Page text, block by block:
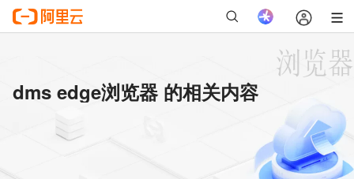
dms edge浏览器 的相关内容